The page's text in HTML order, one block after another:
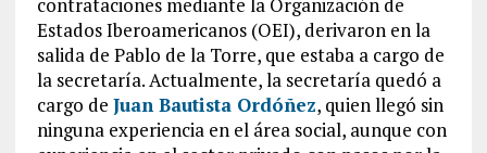
contrataciones mediante la Organización de
Estados Iberoamericanos (OEI), derivaron en la
salida de Pablo de la Torre, que estaba a cargo de
la secretaría. Actualmente, la secretaría quedó a
cargo de Juan Bautista Ordóñez, quien llegó sin
ninguna experiencia en el área social, aunque con